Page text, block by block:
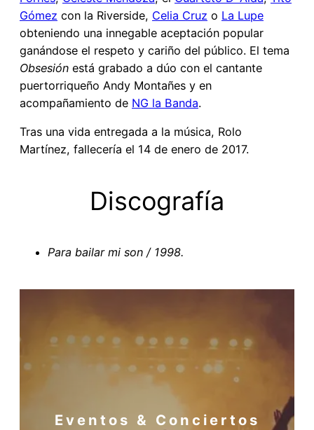
Gómez con la Riverside, Celia Cruz o La Lupe
obteniendo una innegable aceptación popular
ganándose el respeto y cariño del público. El tema
Obsesión está grabado a dúo con el cantante
puertorriqueño Andy Montañes y en
acompañamiento de NG la Banda.
Tras una vida entregada a la música, Rolo
Martínez, fallecería el 14 de enero de 2017.
Discografía
Para bailar mi son / 1998.
Eventos & Conciertos